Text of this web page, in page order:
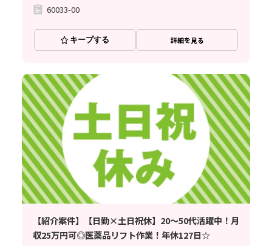
60033-00
キープする 詳細を見る
【紹介案件】【日勤×土日祝休】20～50代活躍中！月
収25万円可◎医薬品リフト作業！年休127日☆